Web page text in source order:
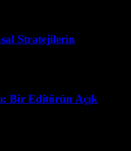
Stratejilerin
Bir Editörün Açık